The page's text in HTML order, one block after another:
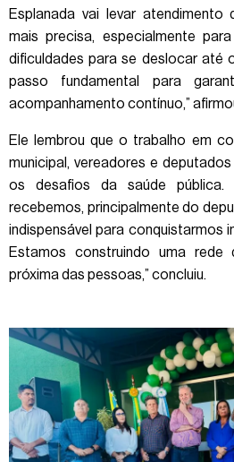
Esplanada vai levar atendimento
mais precisa, especialmente
dificuldades para se deslocar até
passo fundamental para
acompanhamento contínuo,”
Ele lembrou que o trabalho em
municipal, vereadores e
os desafios da saúde
recebemos, principalmente do
indispensável para conquistarmos
Estamos construindo uma
próxima das pessoas,” concluiu.